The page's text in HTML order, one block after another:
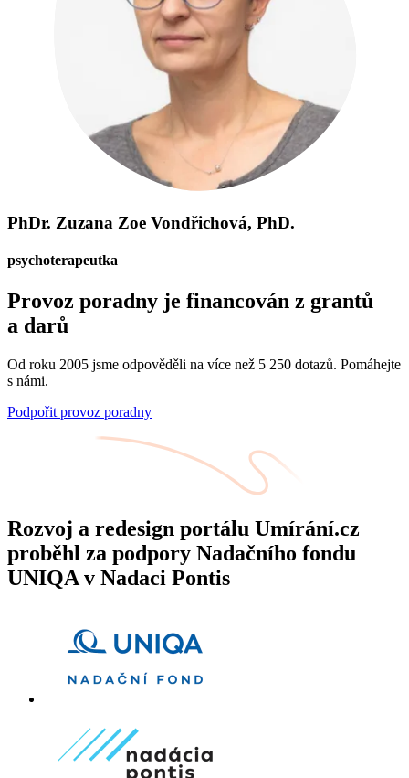
PhDr. Zuzana Zoe Vondřichová, PhD.
psychoterapeutka
Provoz poradny je financován z grantů
a darů
Od roku 2005 jsme odpověděli na více než 5 250 dotazů. Pomáhejte
s námi.
Podpořit provoz poradny
Rozvoj a redesign portálu Umírání.cz
proběhl za podpory Nadačního fondu
UNIQA v Nadaci Pontis